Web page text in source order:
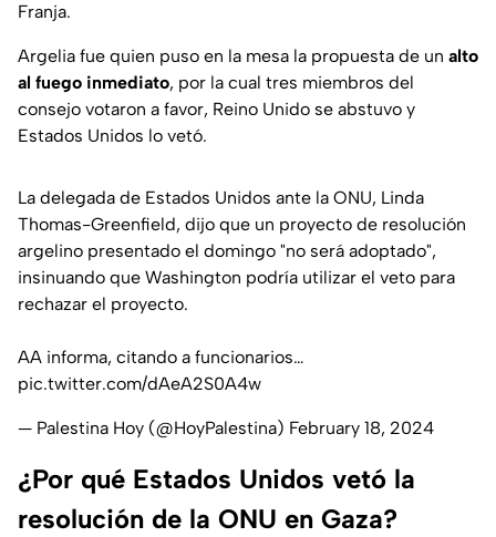
Franja.
Argelia fue quien puso en la mesa la propuesta de un alto
al fuego inmediato, por la cual tres miembros del
consejo votaron a favor, Reino Unido se abstuvo y
Estados Unidos lo vetó.
La delegada de Estados Unidos ante la ONU, Linda
Thomas-Greenfield, dijo que un proyecto de resolución
argelino presentado el domingo "no será adoptado",
insinuando que Washington podría utilizar el veto para
rechazar el proyecto.
AA informa, citando a funcionarios…
pic.twitter.com/dAeA2S0A4w
— Palestina Hoy (@HoyPalestina) February 18, 2024
¿Por qué Estados Unidos vetó la
resolución de la ONU en Gaza?